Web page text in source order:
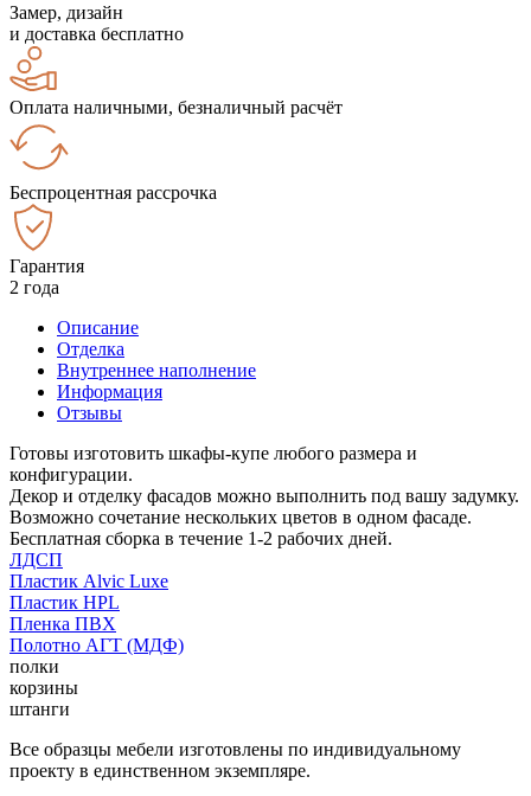
Замер, дизайн
и доставка бесплатно
Оплата наличными, безналичный расчёт
Беспроцентная рассрочка
Гарантия
2 года
Описание
Отделка
Внутреннее наполнение
Информация
Отзывы
Готовы изготовить шкафы-купе любого размера и
конфигурации.
Декор и отделку фасадов можно выполнить под вашу задумку.
Возможно сочетание нескольких цветов в одном фасаде.
Бесплатная сборка в течение 1-2 рабочих дней.
ЛДСП
Пластик Alvic Luxe
Пластик HPL
Пленка ПВХ
Полотно АГТ (МДФ)
полки
корзины
штанги
Все образцы мебели изготовлены по индивидуальному
проекту в единственном экземпляре.